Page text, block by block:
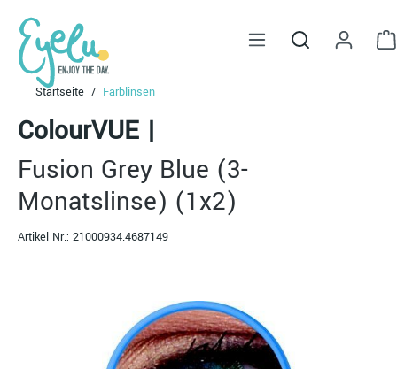
springen
Startseite Farblinsen
ColourVUE |
Fusion Grey Blue (3-
Monatslinse) (1x2)
Artikel Nr.: 21000934.4687149
Bildergalerie überspringen